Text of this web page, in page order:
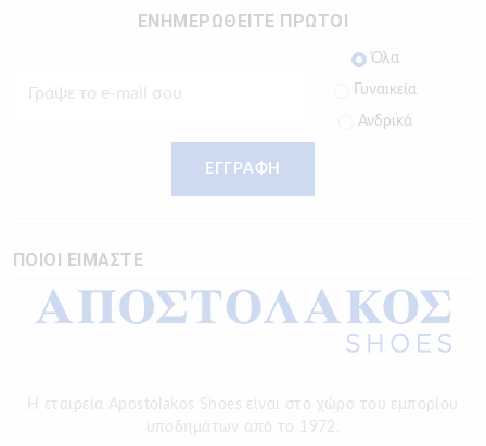
ΕΝΗΜΕΡΩΘΕΙΤΕ ΠΡΩΤΟΙ
Όλα
Γυναικεία
Ανδρικά
ΕΓΓΡΑΦΗ
ΠΟΙΟΙ ΕΙΜΑΣΤΕ
Η εταιρεία Apostolakos Shoes είναι στο χώρο του εμπορίου
υποδημάτων από το 1972.